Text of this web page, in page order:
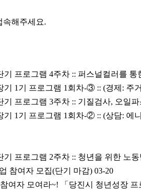
속해주세요.
프로그램 4주차 :: 퍼스널컬러를 통
기 1기 프로그램 1회차-③ :: (경제: 주
프로그램 3주차 :: 기질검사, 오일
기 1기 프로그램 1회차-② :: (상담: 에
프로그램 2주차 :: 청년을 위한 노
참여자 모집(단기 마감) 03-20
여자 모여라~! 「당진시 청년성장 프